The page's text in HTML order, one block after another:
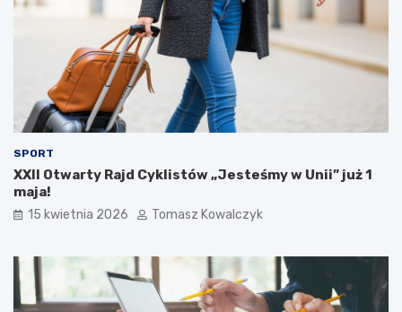
SPORT
XXII Otwarty Rajd Cyklistów „Jesteśmy w Unii” już 1
maja!
15 kwietnia 2026 Tomasz Kowalczyk